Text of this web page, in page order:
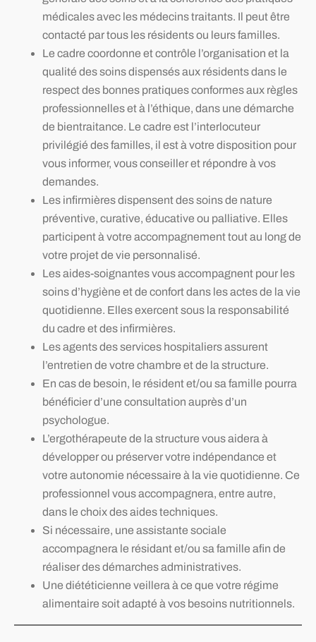
médicales avec les médecins traitants. Il peut être
contacté par tous les résidents ou leurs familles.
Le cadre coordonne et contrôle l’organisation et la
qualité des soins dispensés aux résidents dans le
respect des bonnes pratiques conformes aux règles
professionnelles et à l’éthique, dans une démarche
de bientraitance. Le cadre est l’interlocuteur
privilégié des familles, il est à votre disposition pour
vous informer, vous conseiller et répondre à vos
demandes.
Les infirmières dispensent des soins de nature
préventive, curative, éducative ou palliative. Elles
participent à votre accompagnement tout au long de
votre projet de vie personnalisé.
Les aides-soignantes vous accompagnent pour les
soins d’hygiène et de confort dans les actes de la vie
quotidienne. Elles exercent sous la responsabilité
du cadre et des infirmières.
Les agents des services hospitaliers assurent
l’entretien de votre chambre et de la structure.
En cas de besoin, le résident et/ou sa famille pourra
bénéficier d’une consultation auprès d’un
psychologue.
L’ergothérapeute de la structure vous aidera à
développer ou préserver votre indépendance et
votre autonomie nécessaire à la vie quotidienne. Ce
professionnel vous accompagnera, entre autre,
dans le choix des aides techniques.
Si nécessaire, une assistante sociale
accompagnera le résidant et/ou sa famille afin de
réaliser des démarches administratives.
Une diététicienne veillera à ce que votre régime
alimentaire soit adapté à vos besoins nutritionnels.